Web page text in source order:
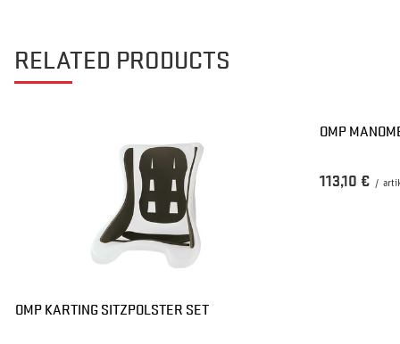
RELATED PRODUCTS
OMP KARTING SITZPOLSTER SET
OMP
113,10 € /